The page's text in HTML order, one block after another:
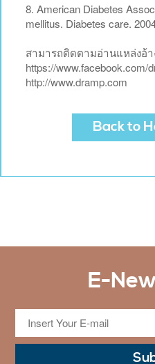
8. American Diabetes
mellitus. Diabetes care.
สามารถติดตามอ่านแหล่งอ้า
https://www.facebook.com/
http://www.dramp.com
Back to
E-